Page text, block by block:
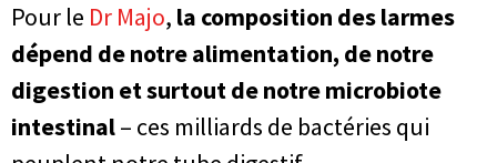
Pour le Dr Majo, la composition des larmes
dépend de notre alimentation, de notre
digestion et surtout de notre microbiote
intestinal– ces milliards de bactéries qui